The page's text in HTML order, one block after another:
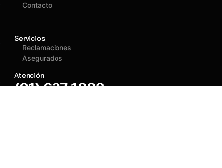
Contacto
Servicios
Reclamaciones
Asegurados
Atención
(01) 637 1882